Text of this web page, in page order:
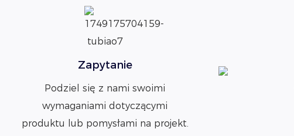
Zapytanie
Podziel się z nami swoimi
wymaganiami dotyczącymi
produktu lub pomysłami na projekt.